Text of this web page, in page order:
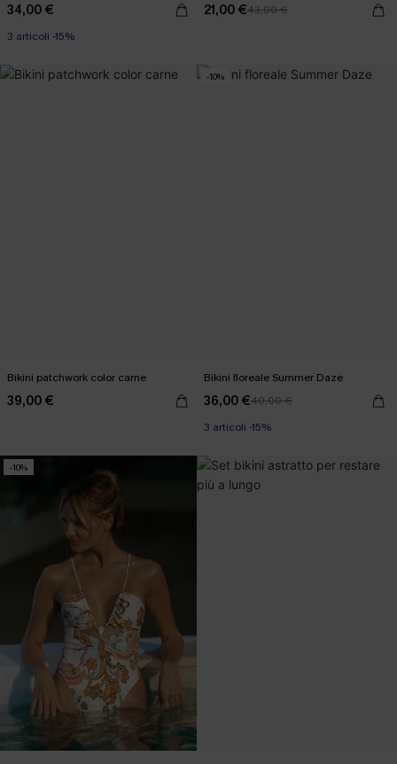
34,00 €
3 articoli -15%
21,00 €43,00 €
Bikini patchwork color carne
39,00 €
-10%
Bikini floreale Summer Daze
36,00 €40,00 €
3 articoli -15%
-10%